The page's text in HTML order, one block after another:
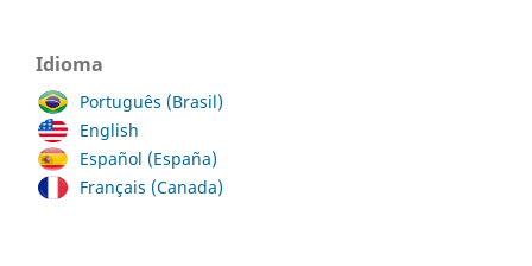
Idioma
Português (Brasil)
English
Español (España)
Français (Canada)